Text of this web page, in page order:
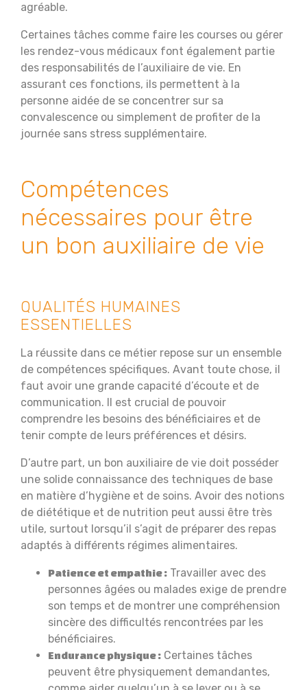
agréable.
Certaines tâches comme faire les courses ou gérer
les rendez-vous médicaux font également partie
des responsabilités de l’auxiliaire de vie. En
assurant ces fonctions, ils permettent à la
personne aidée de se concentrer sur sa
convalescence ou simplement de profiter de la
journée sans stress supplémentaire.
Compétences
nécessaires pour être
un bon auxiliaire de vie
QUALITÉS HUMAINES
ESSENTIELLES
La réussite dans ce métier repose sur un ensemble
de compétences spécifiques. Avant toute chose, il
faut avoir une grande capacité d’écoute et de
communication. Il est crucial de pouvoir
comprendre les besoins des bénéficiaires et de
tenir compte de leurs préférences et désirs.
D’autre part, un bon auxiliaire de vie doit posséder
une solide connaissance des techniques de base
en matière d’hygiène et de soins. Avoir des notions
de diététique et de nutrition peut aussi être très
utile, surtout lorsqu’il s’agit de préparer des repas
adaptés à différents régimes alimentaires.
Patience et empathie : Travailler avec des
personnes âgées ou malades exige de prendre
son temps et de montrer une compréhension
sincère des difficultés rencontrées par les
bénéficiaires.
Endurance physique : Certaines tâches
peuvent être physiquement demandantes,